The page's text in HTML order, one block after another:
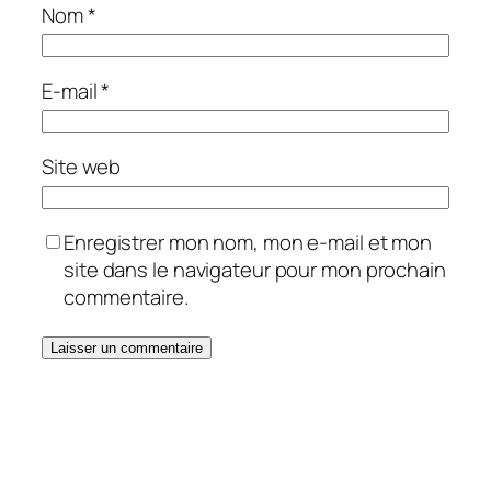
Nom*
E-mail*
Site web
Enregistrer mon nom, mon e-mail et mon
site dans le navigateur pour mon prochain
commentaire.